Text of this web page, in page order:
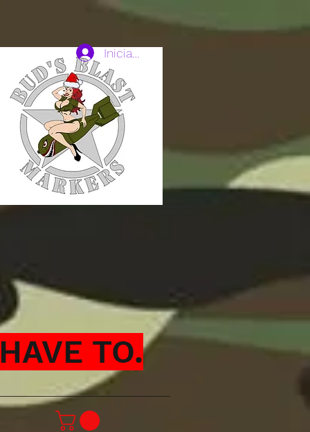
Iniciar sesión
TO.